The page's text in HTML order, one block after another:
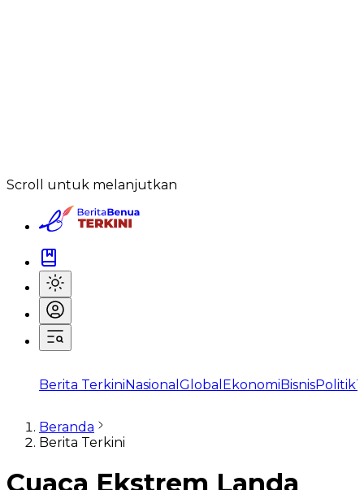
Scroll untuk melanjutkan
Berita TerkiniNasional Global EkonomiBisnisPolitik
Beranda
Berita Terkini
‎Cuaca Ekstrem Landa